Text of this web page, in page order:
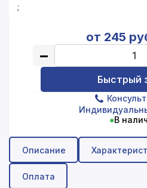
;
от 245
−
Быстрый
●В
Описание
Оплата